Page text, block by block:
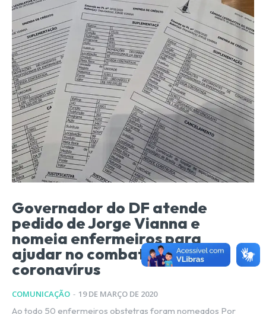
Governador do DF atende
pedido de Jorge Vianna e
nomeia enfermeiros para
ajudar no combate ao
coronavírus
COMUNICAÇÃO - 19 DE MARÇO DE 2020
Ao todo 50 enfermeiros obstetras foram nomeados Por